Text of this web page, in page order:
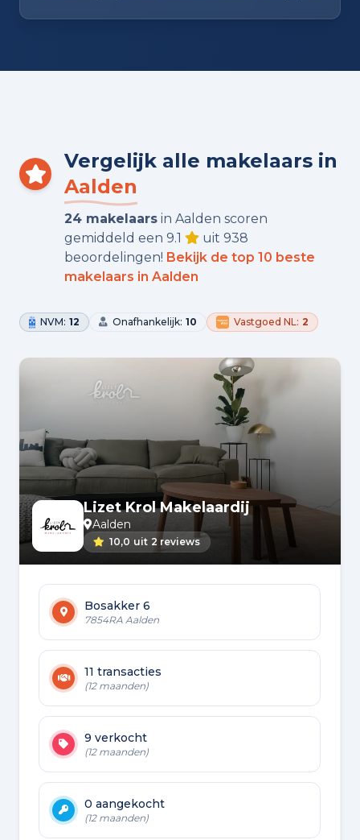
Vergelijk alle makelaars in
Aalden
24 makelaars in Aalden scoren
gemiddeld een 9.1
uit 938
beoordelingen! Bekijk de top 10 beste
makelaars in Aalden
NVM: 12 Onafhankelijk: 10 Vastgoed NL: 2
Lizet Krol Makelaardij
Aalden
10,0 uit 2 reviews
Bosakker 6
7854RA Aalden
11 transacties
(12 maanden)
9 verkocht
(12 maanden)
0 aangekocht
(12 maanden)